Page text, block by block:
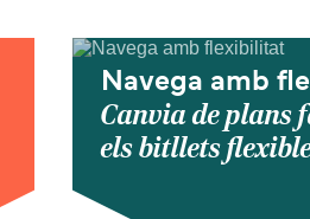
Navega amb
Canvia de plans
els bitllets